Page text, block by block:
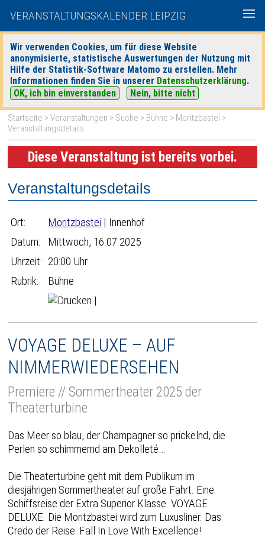
VERANSTALTUNGSKALENDER LEIPZIG
Wir verwenden Cookies, um für diese Website
anonymisierte, statistische Auswertungen der Nutzung mit
Hilfe der Statistik-Software Matomo zu erstellen. Mehr
Informationen finden Sie in unserer Datenschutzerklärung.
OK, ich bin einverstanden
Nein, bitte nicht
heute|morgen| Detaillierte Suche
Startseite >Veranstaltungen > Suche > Bühne > Moritzbastei >
Veranstaltungsdetails
Diese Veranstaltung ist bereits vorbei.
Veranstaltungsdetails
Ort: Moritzbastei | Innenhof
Datum:
Mittwoch, 16.07.2025
Uhrzeit: 20:00 Uhr
Rubrik:
Bühne
|
VOYAGE DELUXE – AUF
NIMMERWIEDERSEHEN
Premiere // Sommertheater 2025 der
Theaterturbine
Das Meer so blau, der Champagner so prickelnd, die
Perlen so schimmernd am Dekolleté…
Die Theaterturbine geht mit dem Publikum im
diesjährigen Sommertheater auf große Fahrt. Eine
Schiffsreise der Extra Superior Klasse. VOYAGE
DELUXE. Die Moritzbastei wird zum Luxusliner. Das
Credo der Reise: Fall In Love With Excellence!